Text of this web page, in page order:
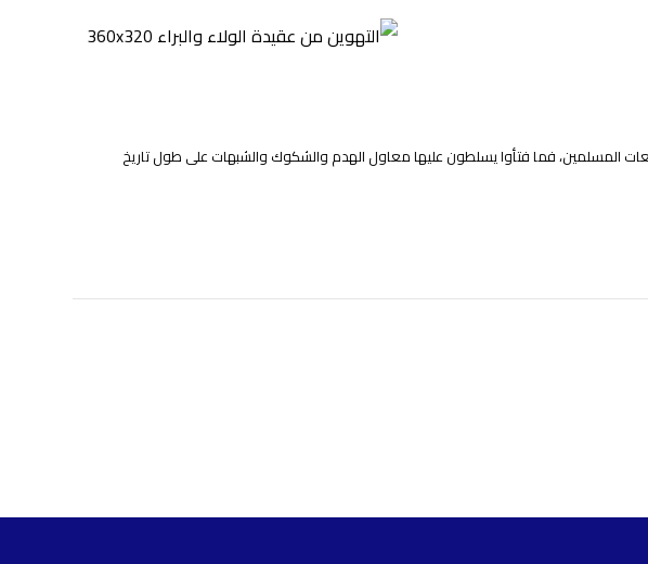
المسلمين، فما فتأوا يسلطون عليها معاول الهدم والشكوك والشبهات على طول تاريخ